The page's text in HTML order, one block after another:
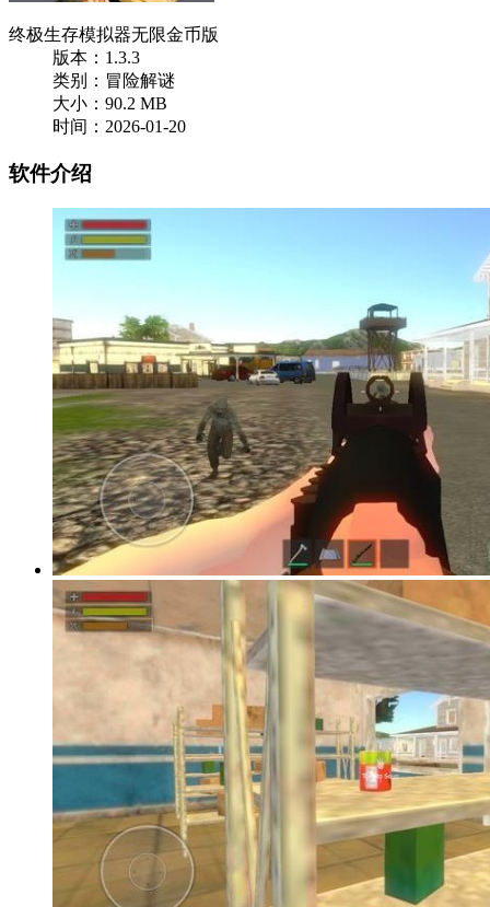
终极生存模拟器无限金币版
版本：1.3.3
类别：冒险解谜
大小：90.2 MB
时间：2026-01-20
软件介绍